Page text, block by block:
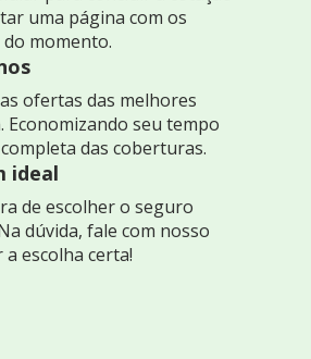
uma página com os
momento.
ofertas das melhores
seu tempo
das coberturas.
ideal
de escolher o seguro
dúvida, fale com nosso
escolha certa!